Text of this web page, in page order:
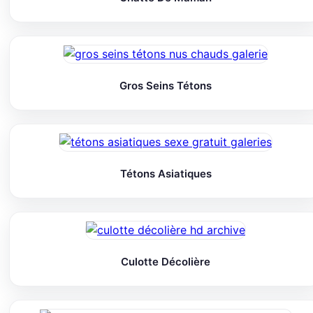
Gros Seins Tétons
Tétons Asiatiques
Culotte Décolière